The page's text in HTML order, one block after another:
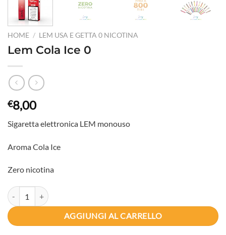
HOME / LEM USA E GETTA 0 NICOTINA
Lem Cola Ice 0
€8,00
Sigaretta elettronica LEM monouso
Aroma Cola Ice
Zero nicotina
Lem Cola Ice 0 quantità
AGGIUNGI AL CARRELLO